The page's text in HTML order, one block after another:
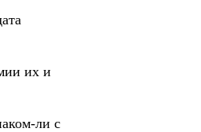
их и
ли с